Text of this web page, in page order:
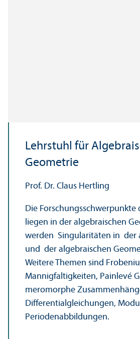
Lehr­stuhl für
Geometrie
Prof. Dr. Claus Hertling
Die Forschungs­schwerpunkte
liegen in der algebraischen
werden Singularitäten in der
und der algebraischen
Weitere Themen sind
Mannigfaltigkeiten, Painlevé
meromorphe
Differentialgleich­ungen,
Periodenabbildungen.